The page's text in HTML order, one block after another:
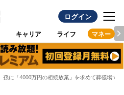
ログイン
キャリア ライフ マネー
孫に「4000万円の相続放棄」を求めて葬儀場で